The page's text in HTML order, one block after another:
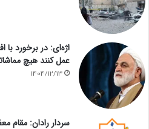
اژه‌ای: در برخورد با
عمل کنند هیچ
1404/12/13
سردار رادان: مقام